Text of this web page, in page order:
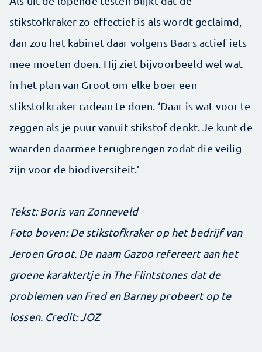
stikstofkraker zo effectief is als wordt geclaimd,
dan zou het kabinet daar volgens Baars actief iets
mee moeten doen. Hij ziet bijvoorbeeld wel wat
in het plan van Groot om elke boer een
stikstofkraker cadeau te doen. ‘Daar is wat voor te
zeggen als je puur vanuit stikstof denkt. Je kunt de
waarden daarmee terugbrengen zodat die veilig
zijn voor de biodiversiteit.’
Tekst: Boris van Zonneveld
Foto boven: De stikstofkraker op het bedrijf van
Jeroen Groot. De naam Gazoo refereert aan het
groene karaktertje in The Flintstones dat de
problemen van Fred en Barney probeert op te
lossen. Credit: JOZ